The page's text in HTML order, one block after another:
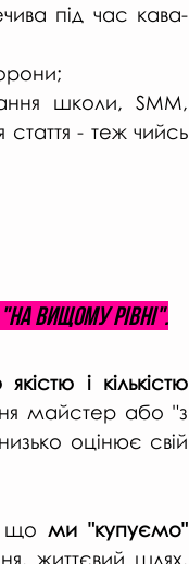
під час кава-
школи, SMM,
- теж чийсь
вищому рівні".
і кількістю
майстер або "з
оцінює свій
що ми "купуємо"
життєвий шлях,